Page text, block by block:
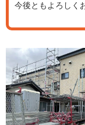
今後ともよろしく